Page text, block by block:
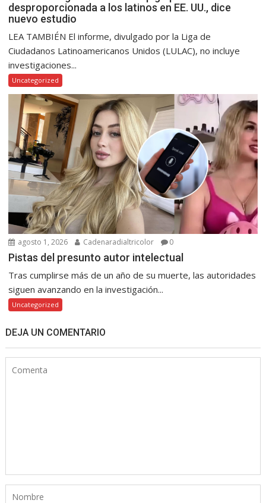
desproporcionada a los latinos en EE. UU., dice
nuevo estudio
LEA TAMBIÉN El informe, divulgado por la Liga de
Ciudadanos Latinoamericanos Unidos (LULAC), no incluye
investigaciones...
Uncategorized
agosto 1, 2026 Cadenaradialtricolor 0
Pistas del presunto autor intelectual
Tras cumplirse más de un año de su muerte, las autoridades
siguen avanzando en la investigación...
Uncategorized
DEJA UN COMENTARIO